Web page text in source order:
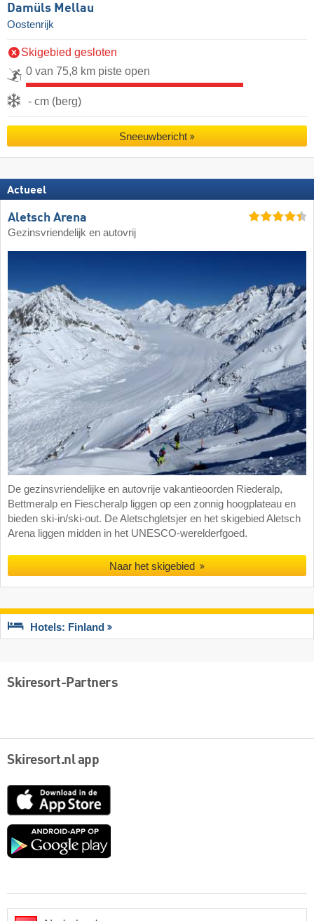
Damüls Mellau
Oostenrijk
Skigebied gesloten
0 van 75,8 km piste open
- cm (berg)
Sneeuwbericht
Actueel
Aletsch Arena
Gezinsvriendelijk en autovrij
De gezinsvriendelijke en autovrije vakantieoorden Riederalp,
Bettmeralp en Fiescheralp liggen op een zonnig hoogplateau en
bieden ski-in/ski-out. De Aletschgletsjer en het skigebied Aletsch
Arena liggen midden in het UNESCO-werelderfgoed.
Naar het skigebied
Hotels: Finland
Skiresort-Partners
Skiresort.nl app
App
Google